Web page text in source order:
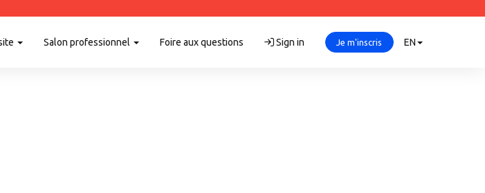
Salon professionnel Foire aux questions Sign in Je m'inscris EN